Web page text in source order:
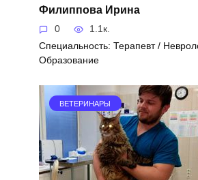
Филиппова Ирина
0 1.1к.
Специальность: Терапевт /
Образование
ВЕТЕРИНАРЫ